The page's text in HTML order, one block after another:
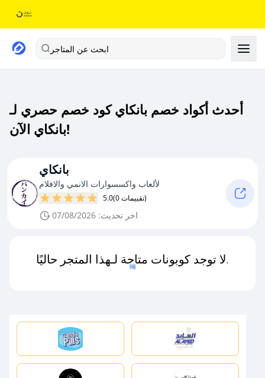
ابحث عن المتاجر
أحدث أكواد خصم بانكاي كود خصم حصري لـ
بانكاي الآن!
بانكاي
لألعاب واكسسوارات الانمي والافلام
5.0 (0 تقييمات)
اخر تحديث: 07/08/2026
لا توجد كوبونات متاحة لـهذا المتجر حاليًا.